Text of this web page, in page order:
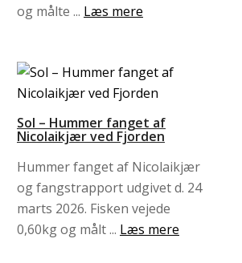
og målte ... Læs mere
Sol – Hummer fanget af
Nicolaikjær ved Fjorden
Hummer fanget af Nicolaikjær
og fangstrapport udgivet d. 24
marts 2026. Fisken vejede
0,60kg og målt ... Læs mere